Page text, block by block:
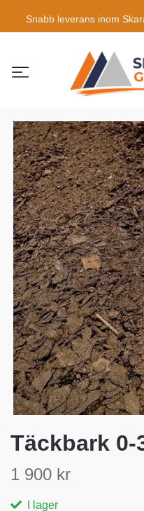
Snabb leverans inom
Täckbark 0-
1 900 kr
I lager